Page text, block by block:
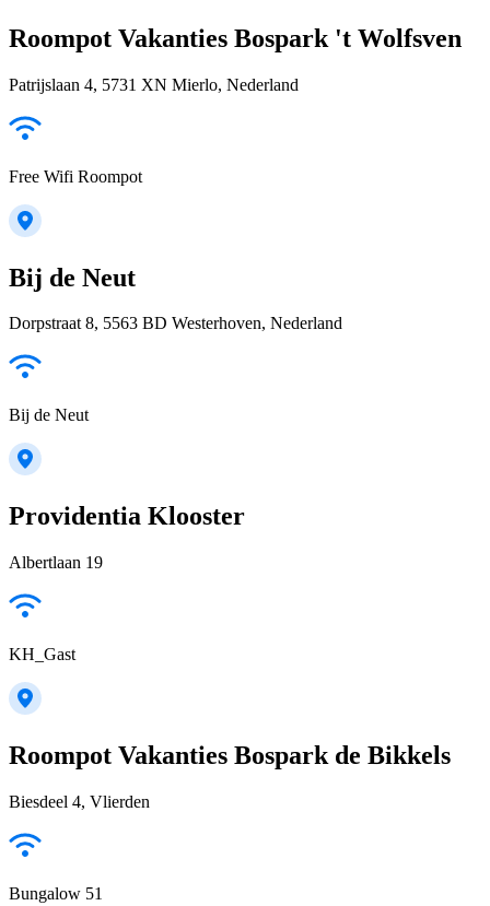
Roompot Vakanties Bospark 't Wolfsven
Patrijslaan 4, 5731 XN Mierlo, Nederland
Free Wifi Roompot
Bij de Neut
Dorpstraat 8, 5563 BD Westerhoven, Nederland
Bij de Neut
Providentia Klooster
Albertlaan 19
KH_Gast
Roompot Vakanties Bospark de Bikkels
Biesdeel 4, Vlierden
Bungalow 51